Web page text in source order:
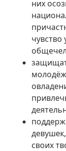
них
своих